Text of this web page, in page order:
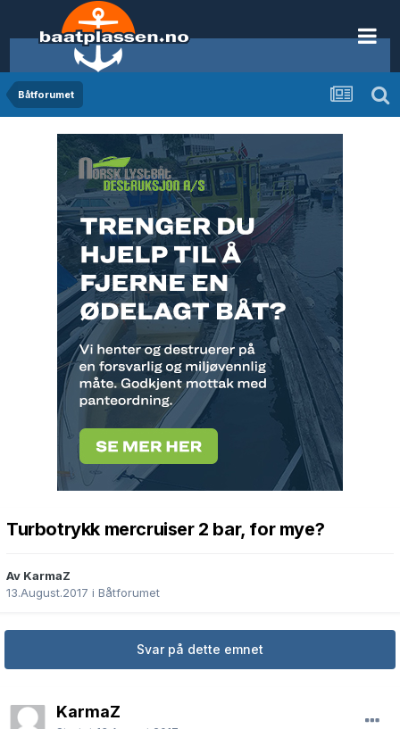
Båtforumet
Turbotrykk mercruiser 2 bar, for mye?
Av KarmaZ
13.August.2017 i Båtforumet
Svar på dette emnet
KarmaZ